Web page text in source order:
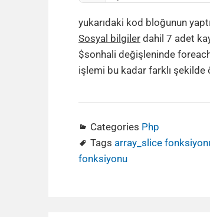
yukarıdaki kod bloğunun
Sosyal bilgiler dahil 7 adet
$sonhali değişleninde
işlemi bu kadar farklı şekilde
Categories Php
Tags array_slice
fonksiyonu